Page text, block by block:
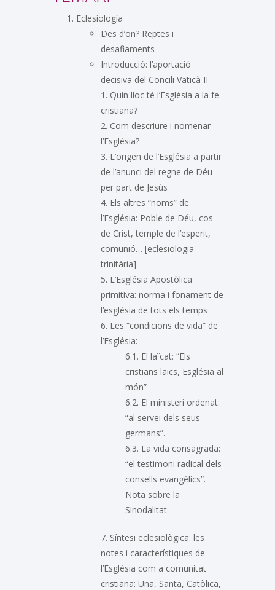
Eclesiología
Des d’on? Reptes i
desafiaments
Introducció: l’aportació
decisiva del Concili Vaticà II
1. Quin lloc té l’Església a la fe
cristiana?
2. Com descriure i nomenar
l’Església?
3. L’origen de l’Església a partir
de l’anunci del regne de Déu
per part de Jesús
4. Els altres “noms” de
l’Església: Poble de Déu, cos
de Crist, temple de l’esperit,
comunió… [eclesiologia
trinitària]
5. L’Església Apostòlica
primitiva: norma i fonament de
l’església de tots els temps
6. Les “condicions de vida” de
l’Església:
6.1. El laïcat: “Els
cristians laics, Església al
món”
6.2. El ministeri ordenat:
“al servei dels seus
germans”.
6.3. La vida consagrada:
“el testimoni radical dels
consells evangèlics”.
Nota sobre la
Sinodalitat
7. Síntesi eclesiològica: les
notes i característiques de
l’Església com a comunitat
cristiana: Una, Santa, Catòlica,